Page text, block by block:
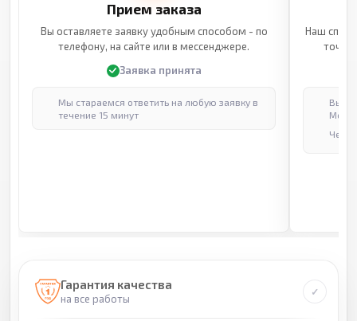
Прием заказа
Вы оставляете заявку удобным способом - по
телефону, на сайте или в мессенджере.
Заявка принята
Мы стараемся ответить на любую заявку в
течение 15 минут
Наш
Гарантия качества
на все работы